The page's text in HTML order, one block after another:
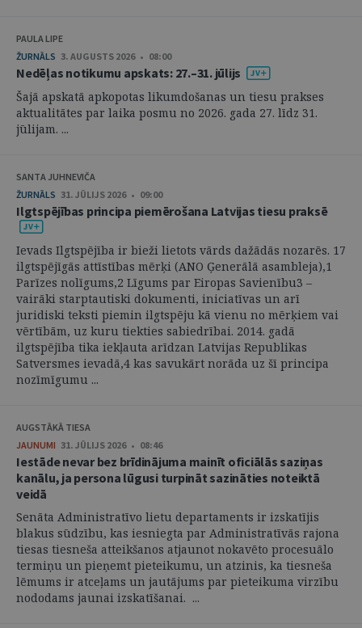
PAULA LIPE
ŽURNĀLS 3. AUGUSTS 2026 • 08:00
Nedēļas notikumu apskats: 27.–31. jūlijs
Šajā apskatā apkopotas likumdošanas un tiesu prakses
aktualitātes par laika posmu no 2026. gada 27. līdz 31.
jūlijam. ...
SANTA JUHNEVIČA
ŽURNĀLS 31. JŪLIJS 2026 • 09:00
Ilgtspējības principa piemērošana Latvijas tiesu praksē
Ievads Ilgtspējība ir bieži lietots vārds dažādās nozarēs. 17
ilgtspējīgās attīstības mērķi (ANO Ģenerālā asambleja),1
Parīzes nolīgums,2 Līgums par Eiropas Savienību3 –
vairāki starptautiski dokumenti, iniciatīvas un arī
juridiski teksti piemin ilgtspēju kā vienu no mērķiem vai
vērtībām, uz kuru tiekties sabiedrībai. 2014. gadā
ilgtspējība tika iekļauta arīdzan Latvijas Republikas
Satversmes ievadā,4 kas savukārt norāda uz šī principa
nozīmīgumu ...
AUGSTĀKĀ TIESA
JAUNUMI 31. JŪLIJS 2026 • 08:46
Iestāde nevar bez brīdinājuma mainīt oficiālās saziņas
kanālu, ja persona lūgusi turpināt sazināties noteiktā
veidā
Senāta Administratīvo lietu departaments ir izskatījis
blakus sūdzību, kas iesniegta par Administratīvās rajona
tiesas tiesneša atteikšanos atjaunot nokavēto procesuālo
termiņu un pieņemt pieteikumu, un atzinis, ka tiesneša
lēmums ir atceļams un jautājums par pieteikuma virzību
nododams jaunai izskatīšanai. ...